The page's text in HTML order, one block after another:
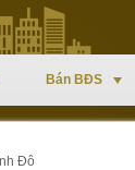
Bán BĐS
Đô